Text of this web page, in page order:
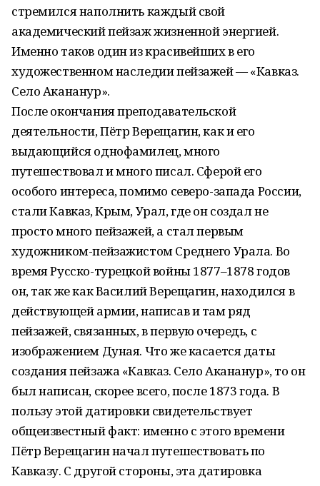
стремился наполнить каждый свой
академический пейзаж жизненной энергией.
Именно таков один из красивейших в его
художественном наследии пейзажей — «Кавказ.
Село Акананур».
После окончания преподавательской
деятельности, Пётр Верещагин, как и его
выдающийся однофамилец, много
путешествовал и много писал. Сферой его
особого интереса, помимо северо-запада России,
стали Кавказ, Крым, Урал, где он создал не
просто много пейзажей, а стал первым
художником-пейзажистом Среднего Урала. Во
время Русско-турецкой войны 1877–1878 годов
он, так же как Василий Верещагин, находился в
действующей армии, написав и там ряд
пейзажей, связанных, в первую очередь, с
изображением Дуная. Что же касается даты
создания пейзажа «Кавказ. Село Акананур», то он
был написан, скорее всего, после 1873 года. В
пользу этой датировки свидетельствует
общеизвестный факт: именно с этого времени
Пётр Верещагин начал путешествовать по
Кавказу. С другой стороны, эта датировка